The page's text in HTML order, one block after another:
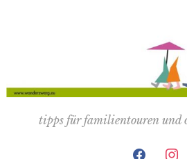
tipps für familientouren und
facebook